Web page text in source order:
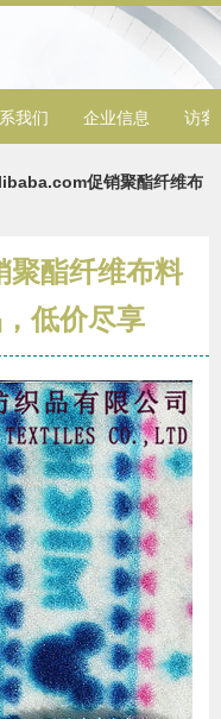
我们 企业信息 访客
促销聚酯纤维布
酯纤维布料
低价尽享